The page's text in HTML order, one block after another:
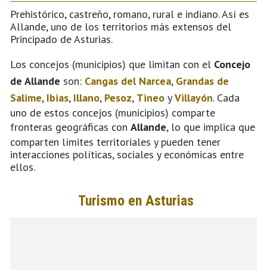
Prehistórico, castreño, romano, rural e indiano. Así es
Allande, uno de los territorios más extensos del
Principado de Asturias.
Los concejos (municipios) que limitan con el Concejo
de Allande son: Cangas del Narcea, Grandas de
Salime, Ibias, Illano, Pesoz, Tineo yVillayón. Cada
uno de estos concejos (municipios) comparte
fronteras geográficas con Allande, lo que implica que
comparten límites territoriales y pueden tener
interacciones políticas, sociales y económicas entre
ellos.